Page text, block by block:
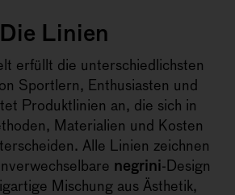
Die Linien
erfüllt die unterschiedlichsten
Sportlern, Enthusiasten und
Produktlinien an, die sich in
Materialien und Kosten
Alle Linien zeichnen
negrini-Design
Mischung aus Ästhetik,